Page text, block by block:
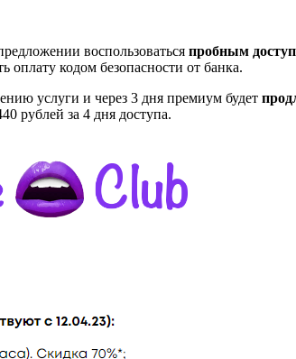
воспользоваться пробным
оплату кодом безопасности от банка.
услуги и через 3 дня премиум будет
рублей за 4 дня доступа.